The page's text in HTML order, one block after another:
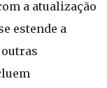
a atualização
estende a